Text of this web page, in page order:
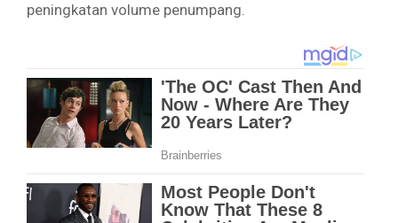
peningkatan volume penumpang.